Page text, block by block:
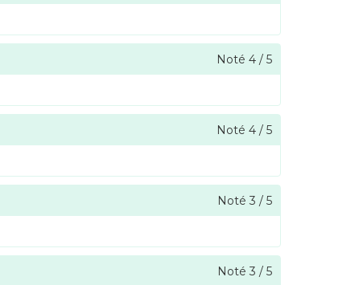
Noté 4 / 5
Noté 4 / 5
Noté 3 / 5
Noté 3 / 5